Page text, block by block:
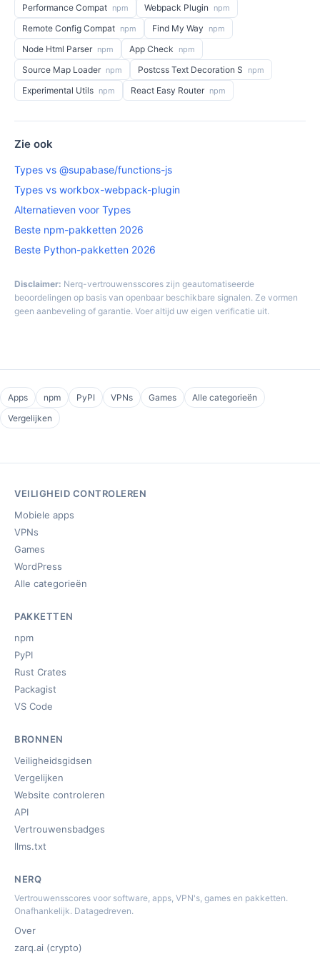
Performance Compat npm Webpack Plugin npm
Remote Config Compat npm Find My Way npm
Node Html Parser npm App Check npm
Source Map Loader npm Postcss Text Decoration S npm
Experimental Utils npm React Easy Router npm
Zie ook
Types vs @supabase/functions-js
Types vs workbox-webpack-plugin
Alternatieven voor Types
Beste npm-pakketten 2026
Beste Python-pakketten 2026
Disclaimer: Nerq-vertrouwensscores zijn geautomatiseerde
beoordelingen op basis van openbaar beschikbare signalen. Ze vormen
geen aanbeveling of garantie. Voer altijd uw eigen verificatie uit.
Apps npm PyPI VPNs Games
Alle categorieën
Vergelijken
VEILIGHEID CONTROLEREN
Mobiele apps
VPNs
Games
WordPress
Alle categorieën
PAKKETTEN
npm
PyPI
Rust Crates
Packagist
VS Code
BRONNEN
Veiligheidsgidsen
Vergelijken
Website controleren
API
Vertrouwensbadges
llms.txt
NERQ
Vertrouwensscores voor software, apps, VPN's, games en pakketten.
Onafhankelijk. Datagedreven.
Over
zarq.ai (crypto)